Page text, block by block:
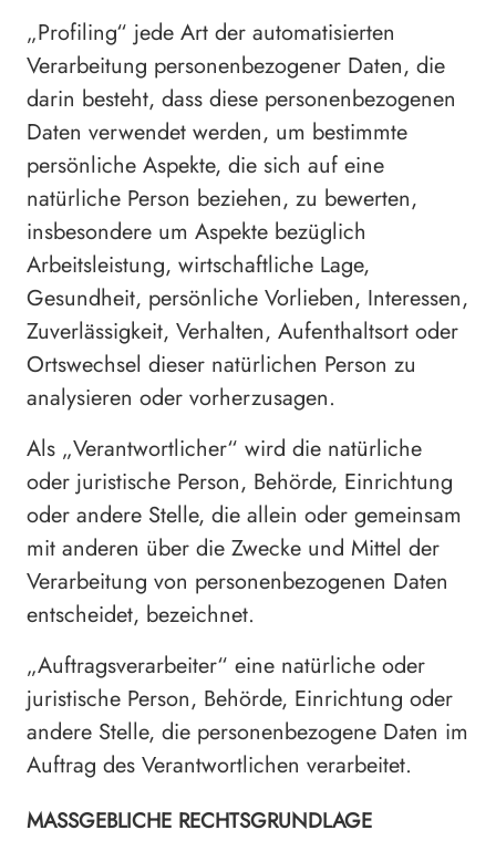
„Profiling“ jede Art der automatisierten
Verarbeitung personenbezogener Daten, die
darin besteht, dass diese personenbezogenen
Daten verwendet werden, um bestimmte
persönliche Aspekte, die sich auf eine
natürliche Person beziehen, zu bewerten,
insbesondere um Aspekte bezüglich
Arbeitsleistung, wirtschaftliche Lage,
Gesundheit, persönliche Vorlieben, Interessen,
Zuverlässigkeit, Verhalten, Aufenthaltsort oder
Ortswechsel dieser natürlichen Person zu
analysieren oder vorherzusagen.
Als „Verantwortlicher“ wird die natürliche
oder juristische Person, Behörde, Einrichtung
oder andere Stelle, die allein oder gemeinsam
mit anderen über die Zwecke und Mittel der
Verarbeitung von personenbezogenen Daten
entscheidet, bezeichnet.
„Auftragsverarbeiter“ eine natürliche oder
juristische Person, Behörde, Einrichtung oder
andere Stelle, die personenbezogene Daten im
Auftrag des Verantwortlichen verarbeitet.
MASSGEBLICHE RECHTSGRUNDLAGE